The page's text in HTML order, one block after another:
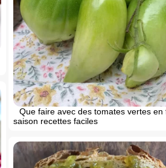
Que faire avec des tomates vertes en
saison recettes faciles